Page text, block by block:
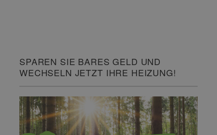
SPAREN SIE BARES GELD UND
WECHSELN JETZT IHRE HEIZUNG!